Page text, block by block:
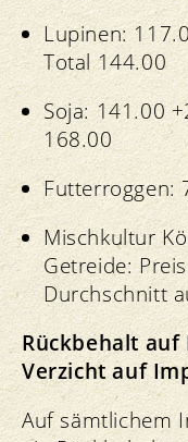
Lupinen:
Total 144.00
Soja: 141.00
168.00
Futterroggen:
Mischkultur
Getreide:
Durchschnitt
Rückbehalt
Verzicht auf
Auf sämtlichem